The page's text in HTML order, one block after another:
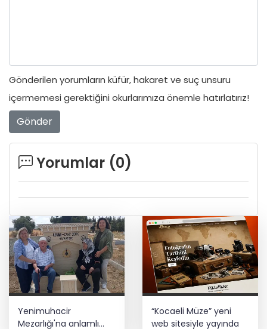
Gönderilen yorumların küfür, hakaret ve suç unsuru
içermemesi gerektiğini okurlarımıza önemle hatırlatırız!
Gönder
Yorumlar (0)
Yenimuhacir
Mezarlığı'na anlamlı
“Kocaeli Müze” yeni
web sitesiyle yayında